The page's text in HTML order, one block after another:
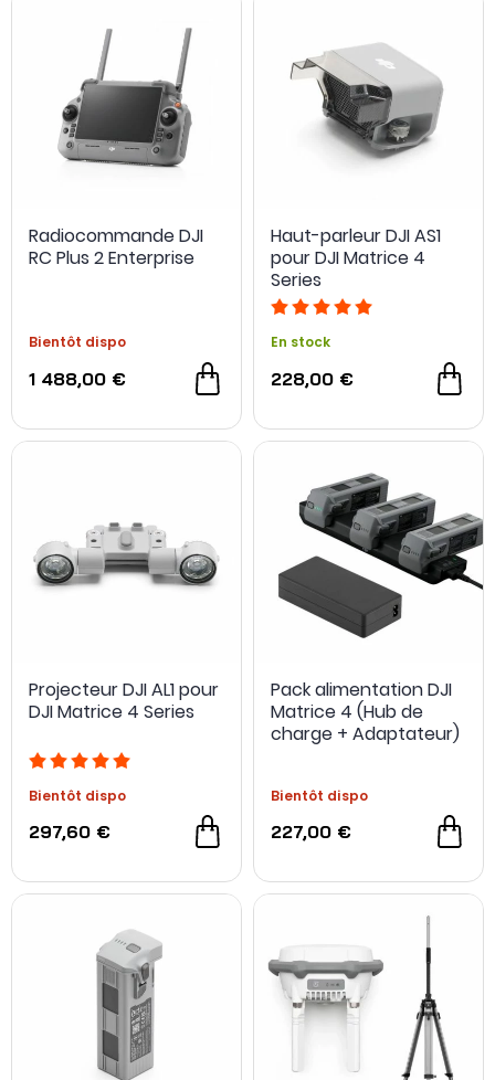
Radiocommande DJI
RC Plus 2 Enterprise
Bientôt dispo
1 488,00 €
Haut-parleur DJI AS1
pour DJI Matrice 4
Series
En stock
228,00 €
Projecteur DJI AL1 pour
DJI Matrice 4 Series
Bientôt dispo
297,60 €
Pack alimentation DJI
Matrice 4 (Hub de
charge + Adaptateur)
Bientôt dispo
227,00 €